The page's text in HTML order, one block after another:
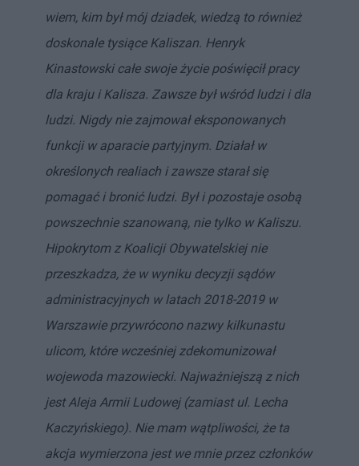
wiem, kim był mój dziadek, wiedzą to również
doskonale tysiące Kaliszan. Henryk
Kinastowski całe swoje życie poświęcił pracy
dla kraju i Kalisza. Zawsze był wśród ludzi i dla
ludzi. Nigdy nie zajmował eksponowanych
funkcji w aparacie partyjnym. Działał w
określonych realiach i zawsze starał się
pomagać i bronić ludzi. Był i pozostaje osobą
powszechnie szanowaną, nie tylko w Kaliszu.
Hipokrytom z Koalicji Obywatelskiej nie
przeszkadza, że w wyniku decyzji sądów
administracyjnych w latach 2018-2019 w
Warszawie przywrócono nazwy kilkunastu
ulicom, które wcześniej zdekomunizował
wojewoda mazowiecki. Najważniejszą z nich
jest Aleja Armii Ludowej (zamiast ul. Lecha
Kaczyńskiego). Nie mam wątpliwości, że ta
akcja wymierzona jest we mnie przez członków